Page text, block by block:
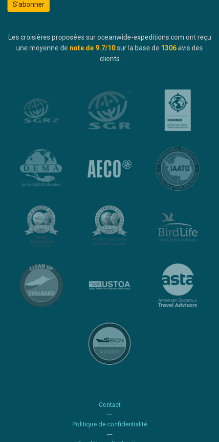
S'abonner
Les croisières proposées sur oceanwide-expeditions.com ont reçu
une moyenne de note de 9.7/10sur la base de 1306avis des
clients
Contact
Politique de confidentialité